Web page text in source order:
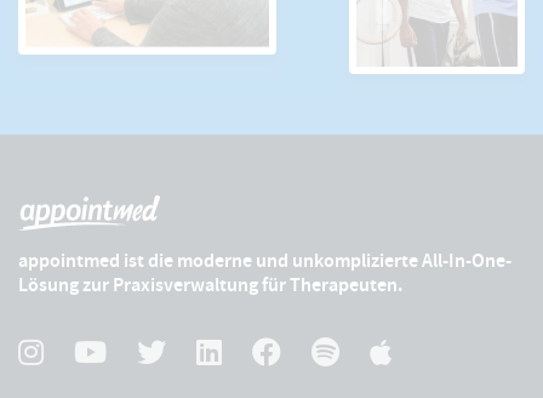
appointmed ist die moderne und unkomplizierte All-In-One-
Lösung zur Praxisverwaltung für Therapeuten.